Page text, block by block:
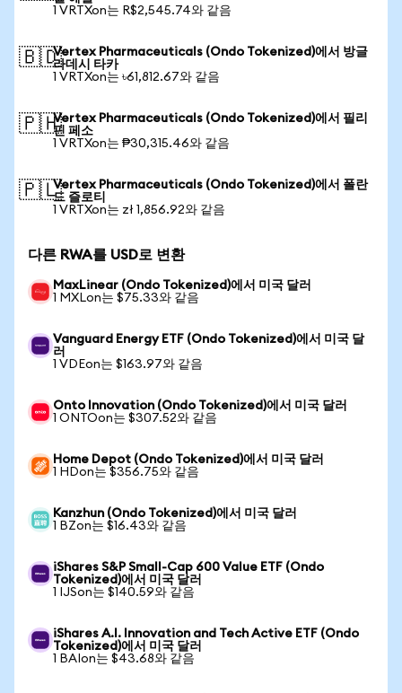
1 VRTXon는 R$2,545.74와 같음
🇧🇩Vertex Pharmaceuticals (Ondo Tokenized)에서 방글
라데시 타카
1 VRTXon는 ৳61,812.67와 같음
🇵🇭Vertex Pharmaceuticals (Ondo Tokenized)에서 필리
핀 페소
1 VRTXon는 ₱30,315.46와 같음
🇵🇱Vertex Pharmaceuticals (Ondo Tokenized)에서 폴란
드 즐로티
1 VRTXon는 zł 1,856.92와 같음
다른 RWA를 USD로 변환
MaxLinear (Ondo Tokenized)에서 미국 달러
1 MXLon는 $75.33와 같음
Vanguard Energy ETF (Ondo Tokenized)에서 미국 달
러
1 VDEon는 $163.97와 같음
Onto Innovation (Ondo Tokenized)에서 미국 달러
1 ONTOon는 $307.52와 같음
Home Depot (Ondo Tokenized)에서 미국 달러
1 HDon는 $356.75와 같음
Kanzhun (Ondo Tokenized)에서 미국 달러
1 BZon는 $16.43와 같음
iShares S&P Small-Cap 600 Value ETF (Ondo
Tokenized)에서 미국 달러
1 IJSon는 $140.59와 같음
iShares A.I. Innovation and Tech Active ETF (Ondo
Tokenized)에서 미국 달러
1 BAIon는 $43.68와 같음